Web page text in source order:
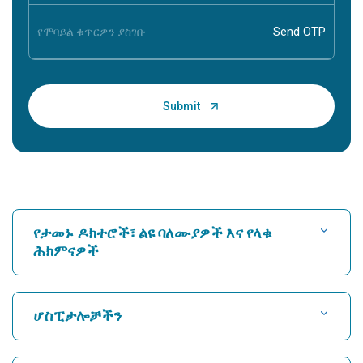
የታመኑ ዶክተሮች፣ ልዩ ባለሙያዎች እና የላቁ
ሕክምናዎች
ሆስፒታል ፈልግ
ሆስፒታሎቻችን